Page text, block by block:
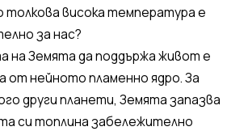
висока температура е
за нас?
на Земята да поддържа живот е
от нейното пламенно ядро. За
други планети, Земята запазва
си топлина забележително